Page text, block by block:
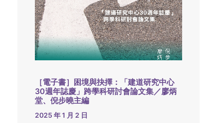
［電子書］困境與抉擇：「建道研究中心
30週年誌慶」跨學科研討會論文集／廖炳
堂、倪步曉主編
2025 年 1 月 2 日